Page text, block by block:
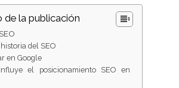
de la publicación
del SEO
en Google
el posicionamiento SEO en